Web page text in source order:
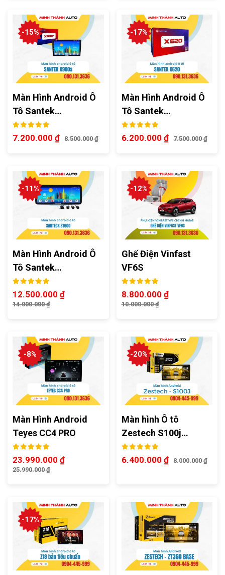
-15%
Màn Hình Android Ô
Tô Santek…
7.200.000 ₫ 8.500.000₫
-17%
Màn Hình Android Ô
Tô Santek…
6.200.000 ₫ 7.500.000₫
-11%
Màn Hình Android Ô
Tô Santek…
12.500.000 ₫
14.000.000₫
-12%
Ghế Điện Vinfast
VF6S
8.800.000 ₫
10.000.000₫
-8%
Màn Hình Android
Teyes CC4 PRO
23.990.000 ₫
25.990.000₫
-20%
Màn hình Ô tô
Zestech S100j…
6.400.000 ₫ 8.000.000₫
-17%